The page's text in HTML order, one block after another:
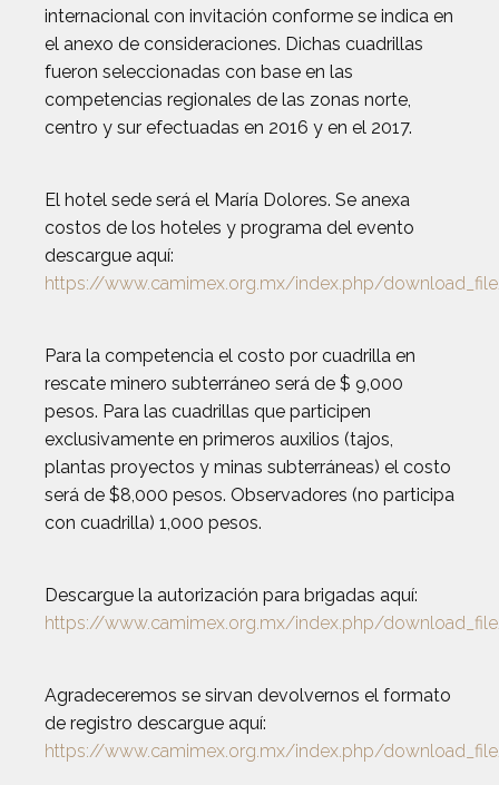
internacional con invitación conforme se indica en
el anexo de consideraciones. Dichas cuadrillas
fueron seleccionadas con base en las
competencias regionales de las zonas norte,
centro y sur efectuadas en 2016 y en el 2017.
El hotel sede será el María Dolores. Se anexa
costos de los hoteles y programa del evento
descargue aquí:
https://www.camimex.org.mx/index.php/
Para la competencia el costo por cuadrilla en
rescate minero subterráneo será de $ 9,000
pesos. Para las cuadrillas que participen
exclusivamente en primeros auxilios (tajos,
plantas proyectos y minas subterráneas) el costo
será de $8,000 pesos. Observadores (no participa
con cuadrilla) 1,000 pesos.
Descargue la autorización para brigadas aquí:
https://www.camimex.org.mx/index.php/
Agradeceremos se sirvan devolvernos el formato
de registro descargue aquí:
https://www.camimex.org.mx/index.php/